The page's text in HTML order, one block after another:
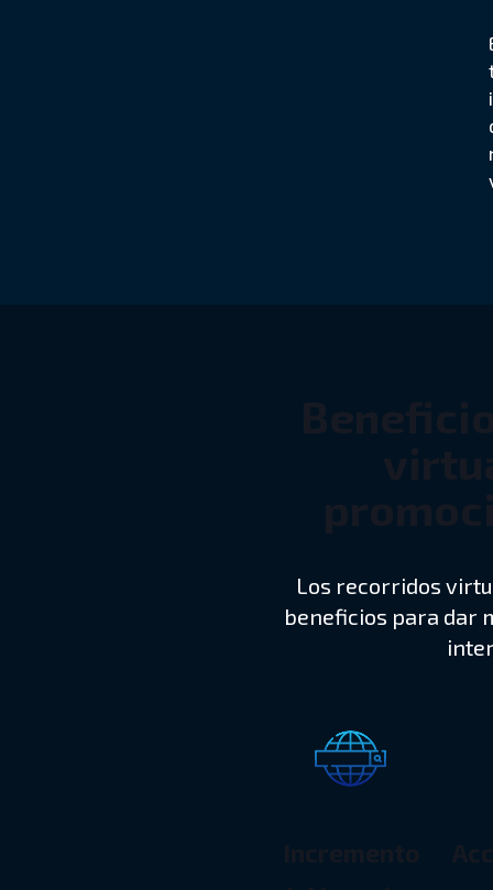
Los recorridos
beneficios para dar